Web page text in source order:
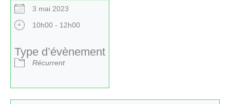
3 mai 2023
10h00 - 12h00
Type d’évènement
Récurrent